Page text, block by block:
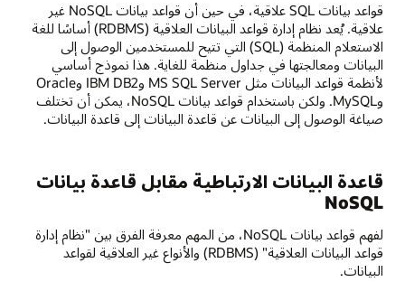
قواعد بيانات SQL علاقية، في حين أن قواعد بيانات NoSQL غير
علاقية. يُعد نظام إدارة قواعد البيانات العلاقية (RDBMS) أساسًا للغة
الاستعلام المنظمة (SQL) التي تتيح للمستخدمين الوصول إلى
البيانات ومعالجتها في جداول منظمة للغاية. هذا نموذج أساسي
لأنظمة قواعد البيانات مثل MS SQL Server وIBM DB2 وOracle
وMySQL. ولكن باستخدام قواعد بيانات NoSQL، يمكن أن تختلف
صياغة الوصول إلى البيانات عن قاعدة البيانات إلى قاعدة البيانات.
قاعدة البيانات الارتباطية مقابل قاعدة بيانات
NoSQL
لفهم قواعد بيانات NoSQL، من المهم معرفة الفرق بين "نظام إدارة
قواعد البيانات العلاقية" (RDBMS) والأنواع غير العلاقية لقواعد
البيانات.